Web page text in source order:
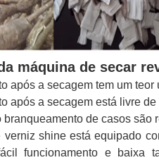
máquina de secar
após a secagem tem um
após a secagem está livre
branqueamento de casos
verniz shine está equipado
funcionamento e baixa